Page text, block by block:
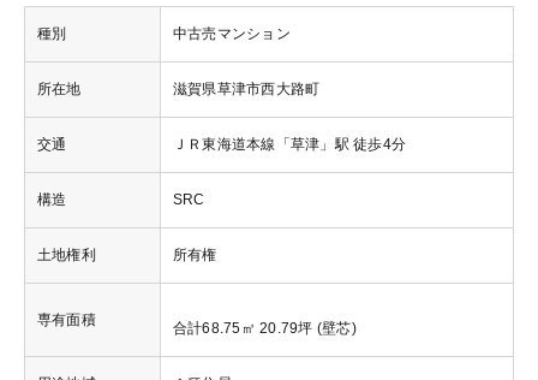
種別 中古売マンション
所在地 滋賀県草津市西大路町
交通 ＪＲ東海道本線「草津」駅 徒歩4分
構造 SRC
土地権利 所有権
専有面積
合計68.75㎡ 20.79坪 (壁芯)